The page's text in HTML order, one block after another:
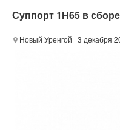
Суппорт 1Н65 в сборе
Новый Уренгой | 3 декабря